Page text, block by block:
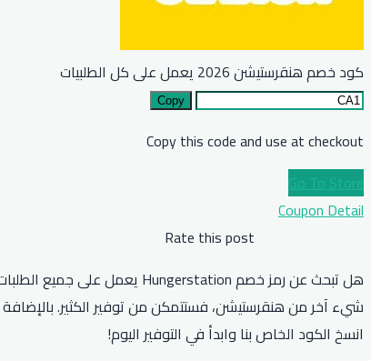
كود خصم هنقرستيشن 2026 يعمل على كل الطلبيات
Copy
Copy this code and use at checkout
Go To Store
Coupon Detail
Rate this post
انسخ الكود الخاص بنا وابدأ في التوفير اليوم!